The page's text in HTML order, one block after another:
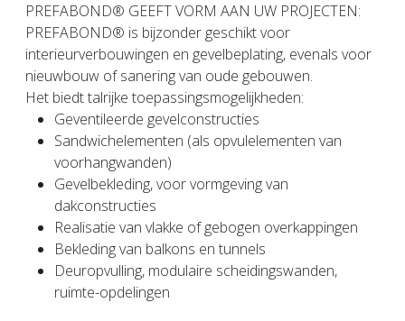
PREFABOND® GEEFT VORM AAN UW PROJECTEN:
PREFABOND® is bijzonder geschikt voor
interieurverbouwingen en gevelbeplating, evenals voor
nieuwbouw of sanering van oude gebouwen.
Het biedt talrijke toepassingsmogelijkheden:
Geventileerde gevelconstructies
Sandwichelementen (als opvulelementen van
voorhangwanden)
Gevelbekleding, voor vormgeving van
dakconstructies
Realisatie van vlakke of gebogen overkappingen
Bekleding van balkons en tunnels
Deuropvulling, modulaire scheidingswanden,
ruimte-opdelingen